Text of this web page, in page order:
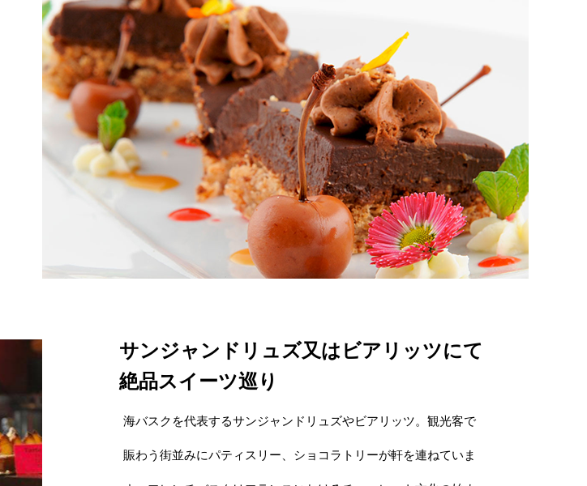
サンジャンドリュズ又はビアリッツにて
絶品スイーツ巡り
海バスクを代表するサンジャンドリュズやビアリッツ。観光客で
賑わう街並みにパティスリー、ショコラトリーが軒を連ねていま